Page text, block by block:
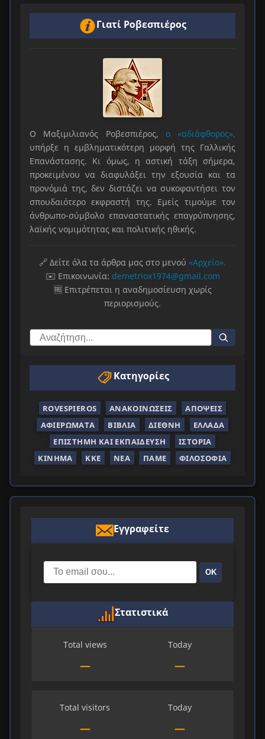
Γιατί Ροβεσπιέρος
Ο Μαξιμιλιανός Ροβεσπιέρος, ο «αδιάφθορος»,
υπήρξε η εμβληματικότερη μορφή της Γαλλικής
Επανάστασης. Κι όμως, η αστική τάξη σήμερα,
προκειμένου να διαφυλάξει την εξουσία και τα
προνόμιά της, δεν διστάζει να συκοφαντήσει τον
σπουδαιότερο εκφραστή της. Εμείς τιμούμε τον
άνθρωπο-σύμβολο επαναστατικής επαγρύπνησης,
λαϊκής νομιμότητας και πολιτικής ηθικής.
🔗 Δείτε όλα τα άρθρα μας στο μενού «Αρχείο».
✉️ Επικοινωνία: demetriox1974@gmail.com
🆓 Επιτρέπεται η αναδημοσίευση χωρίς
περιορισμούς.
Κατηγορίες
ROVESPIEROS ΑΝΑΚΟΙΝΏΣΕΙΣ
ΑΠΌΨΕΙΣ
ΑΦΙΕΡΏΜΑΤΑ
ΒΙΒΛΊΑ ΔΙΕΘΝΉ
ΕΛΛΆΔΑ
ΕΠΙΣΤΉΜΗ ΚΑΙ ΕΚΠΑΊΔΕΥΣΗ
ΙΣΤΟΡΊΑ
ΚΊΝΗΜΑ
ΚΚΕ ΝΈΑ ΠΑΜΕ ΦΙΛΟΣΟΦΊΑ
Εγγραφείτε
ΟΚ
Στατιστικά
Total views
—
Today
—
Total visitors
—
Today
—